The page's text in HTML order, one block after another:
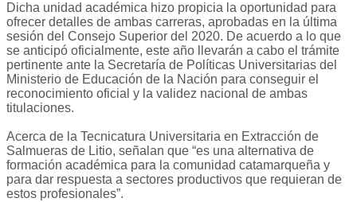
Dicha unidad académica hizo propicia la oportunidad para
ofrecer detalles de ambas carreras, aprobadas en la última
sesión del Consejo Superior del 2020. De acuerdo a lo que
se anticipó oficialmente, este año llevarán a cabo el trámite
pertinente ante la Secretaría de Políticas Universitarias del
Ministerio de Educación de la Nación para conseguir el
reconocimiento oficial y la validez nacional de ambas
titulaciones.
Acerca de la Tecnicatura Universitaria en Extracción de
Salmueras de Litio, señalan que “es una alternativa de
formación académica para la comunidad catamarqueña y
para dar respuesta a sectores productivos que requieran de
estos profesionales”.